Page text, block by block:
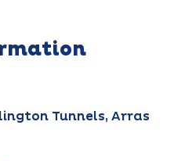
Tunnels, Arras